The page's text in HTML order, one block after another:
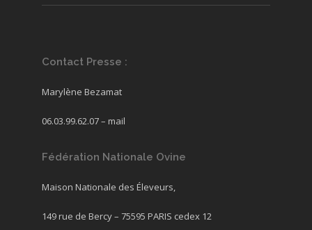
Contact Presse :
Marylène Bezamat
06.03.99.62.07 – mail
Fédération Nationale Ovine
Maison Nationale des Éleveurs,
149 rue de Bercy – 75595 PARIS cedex 12